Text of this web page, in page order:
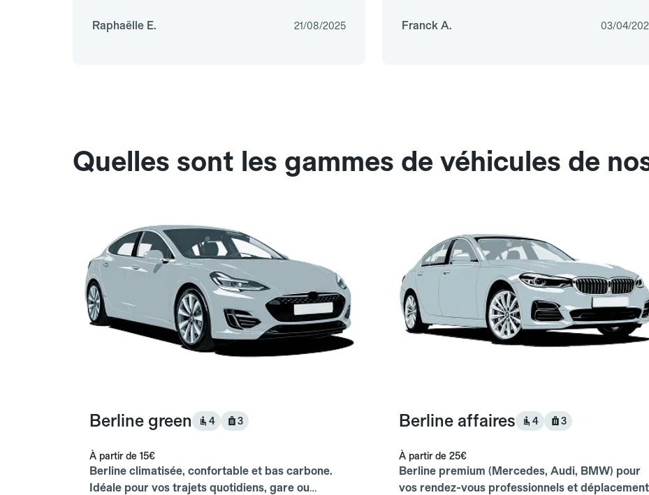
Raphaëlle E. 21/08/2025 Franck A. 03/04/
Quelles sont les gammes de véhicules de
Berline green 4 3
À partir de 15€
Berline climatisée, confortable et bas carbone.
Idéale pour vos trajets quotidiens, gare ou
Berline affaires 4 3
À partir de 25€
Berline premium (Mercedes, Audi, BMW) pour
vos rendez-vous professionnels et